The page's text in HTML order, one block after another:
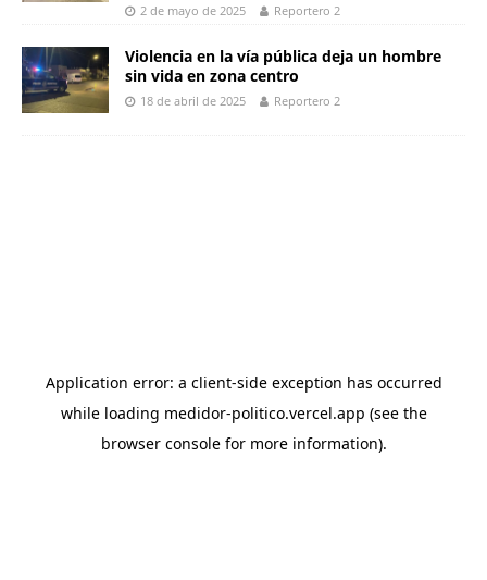
2 de mayo de 2025 Reportero 2
Violencia en la vía pública deja un hombre
sin vida en zona centro
18 de abril de 2025 Reportero 2